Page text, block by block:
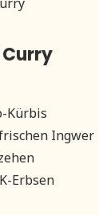
Kürbis
Ingwer
Erbsen